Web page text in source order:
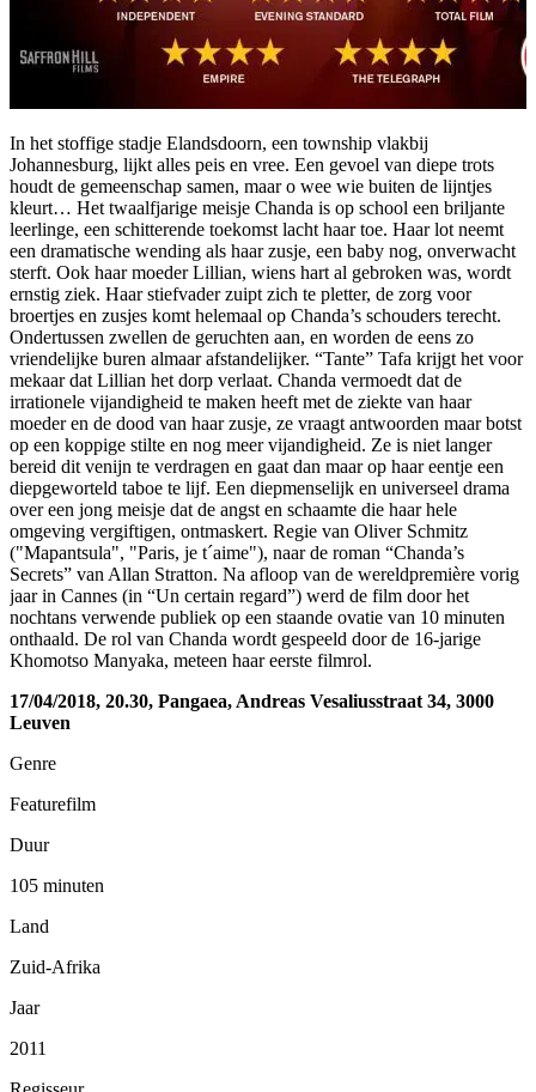
In het stoffige stadje Elandsdoorn, een township vlakbij
Johannesburg, lijkt alles peis en vree. Een gevoel van diepe trots
houdt de gemeenschap samen, maar o wee wie buiten de lijntjes
kleurt… Het twaalfjarige meisje Chanda is op school een briljante
leerlinge, een schitterende toekomst lacht haar toe. Haar lot neemt
een dramatische wending als haar zusje, een baby nog, onverwacht
sterft. Ook haar moeder Lillian, wiens hart al gebroken was, wordt
ernstig ziek. Haar stiefvader zuipt zich te pletter, de zorg voor
broertjes en zusjes komt helemaal op Chanda’s schouders terecht.
Ondertussen zwellen de geruchten aan, en worden de eens zo
vriendelijke buren almaar afstandelijker. “Tante” Tafa krijgt het voor
mekaar dat Lillian het dorp verlaat. Chanda vermoedt dat de
irrationele vijandigheid te maken heeft met de ziekte van haar
moeder en de dood van haar zusje, ze vraagt antwoorden maar botst
op een koppige stilte en nog meer vijandigheid. Ze is niet langer
bereid dit venijn te verdragen en gaat dan maar op haar eentje een
diepgeworteld taboe te lijf. Een diepmenselijk en universeel drama
over een jong meisje dat de angst en schaamte die haar hele
omgeving vergiftigen, ontmaskert. Regie van Oliver Schmitz
("Mapantsula", "Paris, je t´aime"), naar de roman “Chanda’s
Secrets” van Allan Stratton. Na afloop van de wereldpremière vorig
jaar in Cannes (in “Un certain regard”) werd de film door het
nochtans verwende publiek op een staande ovatie van 10 minuten
onthaald. De rol van Chanda wordt gespeeld door de 16-jarige
Khomotso Manyaka, meteen haar eerste filmrol.
17/04/2018, 20.30, Pangaea, Andreas Vesaliusstraat 34, 3000
Leuven
Genre
Featurefilm
Duur
105 minuten
Land
Zuid-Afrika
Jaar
2011